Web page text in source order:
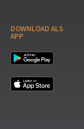
DOWNLOAD ALS
APP